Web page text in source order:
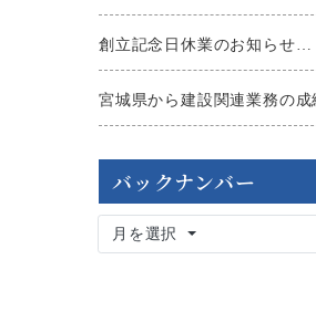
創立記念日休業のお知らせ…
宮城県から建設関連業務の
バックナンバー
月を選択